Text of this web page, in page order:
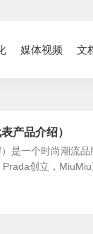
媒体视频 文
产品介绍）
是一个时尚潮流品
创立，MiuMiu